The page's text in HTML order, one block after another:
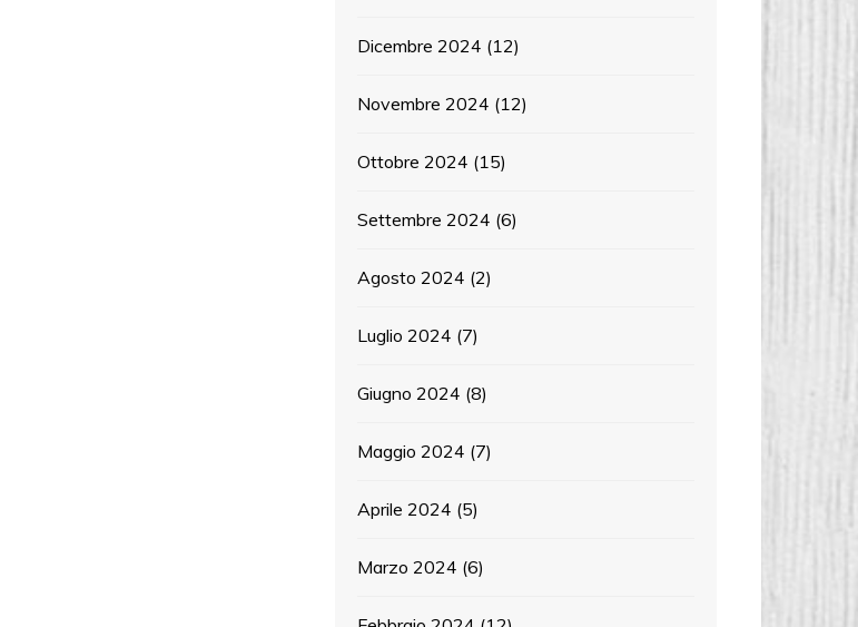
Dicembre 2024 (12)
Novembre 2024 (12)
Ottobre 2024 (15)
Settembre 2024 (6)
Agosto 2024 (2)
Luglio 2024 (7)
Giugno 2024 (8)
Maggio 2024 (7)
Aprile 2024 (5)
Marzo 2024 (6)